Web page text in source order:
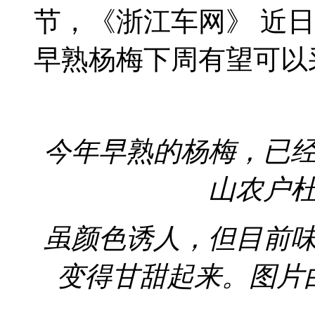
节，《浙江车网》 近
早熟杨梅下周有望可
今年早熟的杨梅，已
山农户
虽颜色诱人，但目前
变得甘甜起来。图